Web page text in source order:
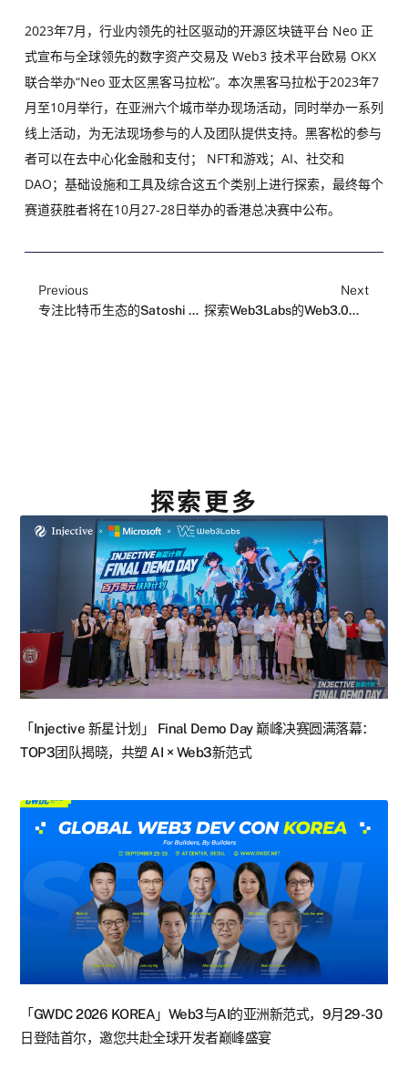
2023年7月，行业内领先的社区驱动的开源区块链平台 Neo 正
式宣布与全球领先的数字资产交易及 Web3 技术平台欧易 OKX
联合举办“Neo 亚太区黑客马拉松”。本次黑客马拉松于2023年7
月至10月举行，在亚洲六个城市举办现场活动，同时举办一系列
线上活动，为无法现场参与的人及团队提供支持。黑客松的参与
者可以在去中心化金融和支付； NFT和游戏；AI、社交和
DAO；基础设施和工具及综合这五个类别上进行探索，最终每个
赛道获胜者将在10月27-28日举办的香港总决赛中公布。
Previous
专注比特币生态的Satoshi Lab在香港正式成立，创始生态成员开启招募
Next
探索Web3Labs的Web3.0全球加速计划的支持与报名细节，加速Web3.0项目在香港合规发展并扩展全球影响力
探索更多
「Injective 新星计划」 Final Demo Day 巅峰决赛圆满落幕：
TOP3团队揭晓，共塑 AI × Web3新范式
「GWDC 2026 KOREA」Web3与AI的亚洲新范式，9月29-30
日登陆首尔，邀您共赴全球开发者巅峰盛宴